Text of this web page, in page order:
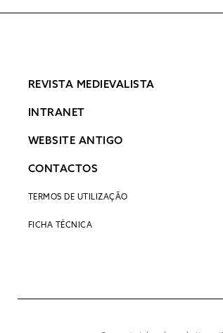
REVISTA MEDIEVALISTA
INTRANET
WEBSITE ANTIGO
CONTACTOS
TERMOS DE UTILIZAÇÃO
FICHA TÉCNICA